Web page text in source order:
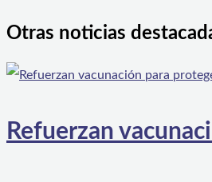
Otras noticias
Refuerzan